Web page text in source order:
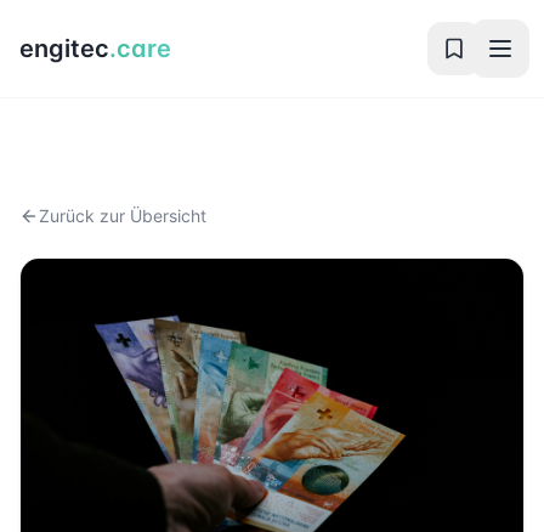
engitec.care
Zurück zur Übersicht